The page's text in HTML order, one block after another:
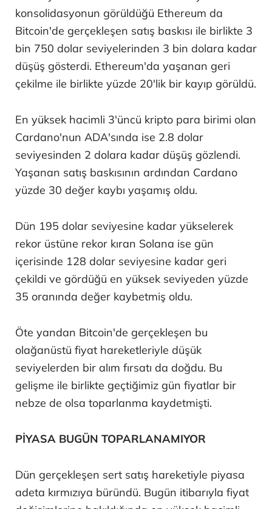
konsolidasyonun görüldüğü Ethereum da
Bitcoin'de gerçekleşen satış baskısı ile birlikte 3
bin 750 dolar seviyelerinden 3 bin dolara kadar
düşüş gösterdi. Ethereum'da yaşanan geri
çekilme ile birlikte yüzde 20'lik bir kayıp görüldü.
En yüksek hacimli 3'üncü kripto para birimi olan
Cardano'nun ADA'sında ise 2.8 dolar
seviyesinden 2 dolara kadar düşüş gözlendi.
Yaşanan satış baskısının ardından Cardano
yüzde 30 değer kaybı yaşamış oldu.
Dün 195 dolar seviyesine kadar yükselerek
rekor üstüne rekor kıran Solana ise gün
içerisinde 128 dolar seviyesine kadar geri
çekildi ve gördüğü en yüksek seviyeden yüzde
35 oranında değer kaybetmiş oldu.
Öte yandan Bitcoin'de gerçekleşen bu
olağanüstü fiyat hareketleriyle düşük
seviyelerden bir alım fırsatı da doğdu. Bu
gelişme ile birlikte geçtiğimiz gün fiyatlar bir
nebze de olsa toparlanma kaydetmişti.
PİYASA BUGÜN TOPARLANAMIYOR
Dün gerçekleşen sert satış hareketiyle piyasa
adeta kırmızıya büründü. Bugün itibarıyla fiyat